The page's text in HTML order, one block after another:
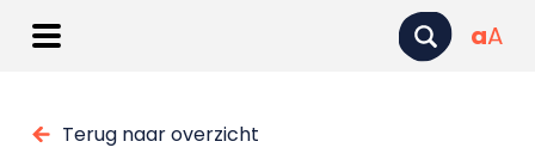
aA
Terug naar overzicht